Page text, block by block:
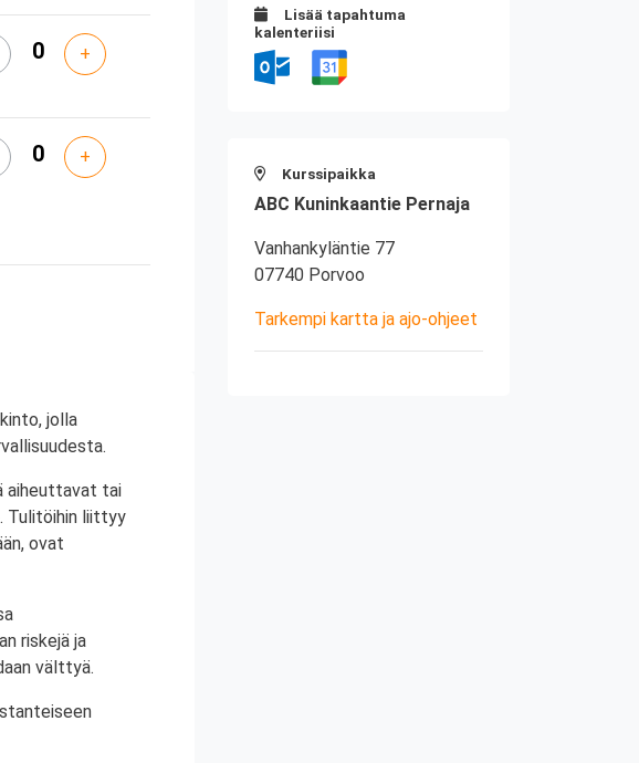
+
+
jolla
aiheuttavat tai
Tulitöihin liittyy
ovat
riskejä ja
välttyä.
Lisää tapahtuma
kalenteriisi
Kurssipaikka
ABC Kuninkaantie Pernaja
Vanhankyläntie 77
07740 Porvoo
Tarkempi kartta ja ajo-ohjeet